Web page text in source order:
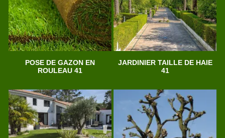
POSE DE GAZON EN
ROULEAU 41
JARDINIER TAILLE DE HAIE
41